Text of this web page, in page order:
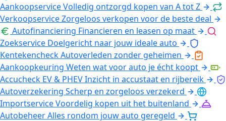
AankoopserviceVolledig ontzorgd kopen van A tot Z
VerkoopserviceZorgeloos verkopen voor de beste deal
Autofinanciering Financieren en leasen op maat
Zoekservice Doelgericht naar jouw ideale auto
KentekencheckAutoverleden zonder geheimen
Aankoopkeuring Weten wat voor auto je écht koopt
Accucheck EV & PHEVInzicht in accustaat en rijbereik
Autoverzekering Scherp en zorgeloos verzekerd
ImportserviceVoordelig kopen uit het buitenland
AutobeheerAlles rondom jouw auto geregeld